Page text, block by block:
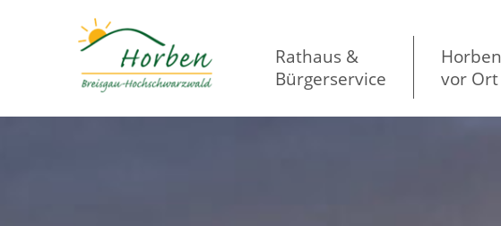
Rathaus &
Bürgerservice
Horben
vor Ort